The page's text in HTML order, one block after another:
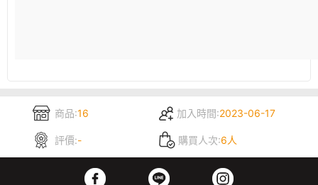
商品:16 加入時間:2023-06-17
評價:- 購買人次:6人